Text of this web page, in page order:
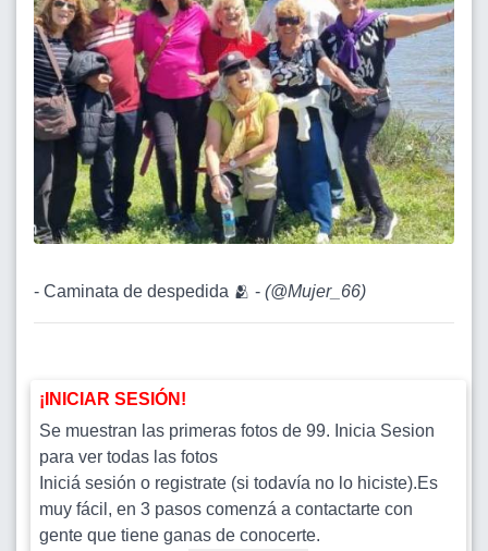
- Caminata de despedida 🫂 - (@Mujer_66)
¡INICIAR SESIÓN!
Se muestran las primeras fotos de 99. Inicia Sesion
para ver todas las fotos
Iniciá sesión o registrate (si todavía no lo hiciste).Es
muy fácil, en 3 pasos comenzá a contactarte con
gente que tiene ganas de conocerte.